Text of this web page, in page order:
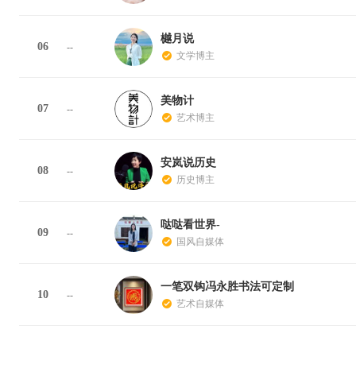
06 --
樾月说
文学博主
07 --
美物计
艺术博主
08 --
安岚说历史
历史博主
09 --
哒哒看世界-
国风自媒体
10 --
一笔双钩冯永胜书法可定制
艺术自媒体